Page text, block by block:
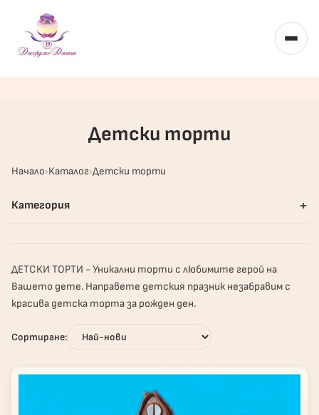
Детски торти
Начало Каталог Детски торти
Категория +
ДЕТСКИ ТОРТИ - Уникални торти с любимите герой на
Вашето дете. Направете детския празник незабравим с
красива детска торта за рожден ден.
Сортиране: